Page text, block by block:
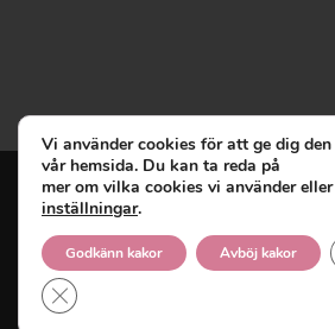
innehar upphovsrätten till
reserverar sig alla
Vi använder cookies för att ge dig
vår hemsida. Du kan ta reda på
mer om vilka cookies vi använder
inställningar.
Godkänn kakor Avböj kakor
Close GDPR Cookie Banner